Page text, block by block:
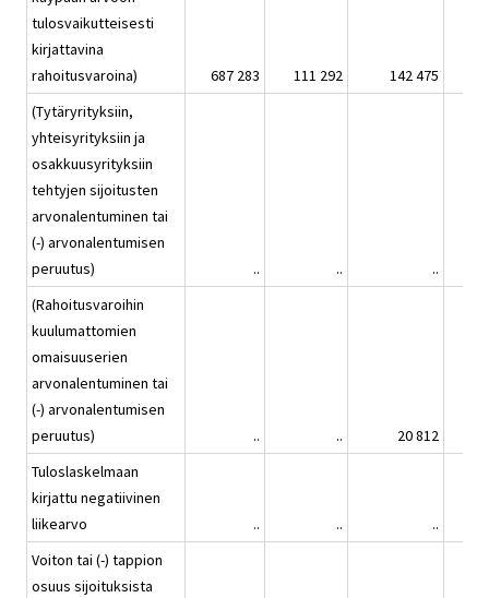
tulosvaikutteisesti
kirjattavina
rahoitusvaroina)
687 283 111 292
142 475
(Tytäryrityksiin,
yhteisyrityksiin ja
osakkuusyrityksiin
tehtyjen sijoitusten
arvonalentuminen tai
(-) arvonalentumisen
peruutus)
.. ..
..
(Rahoitusvaroihin
kuulumattomien
omaisuuserien
arvonalentuminen tai
(-) arvonalentumisen
peruutus)
.. ..
20 812
Tuloslaskelmaan
kirjattu negatiivinen
liikearvo
.. ..
..
Voiton tai (-) tappion
osuus sijoituksista